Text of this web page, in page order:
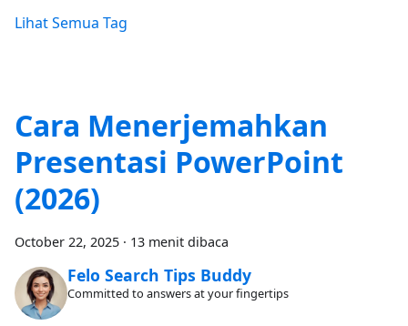
Lihat Semua Tag
Cara Menerjemahkan
Presentasi PowerPoint
(2026)
October 22, 2025 · 13 menit dibaca
Felo Search Tips Buddy
Committed to answers at your fingertips